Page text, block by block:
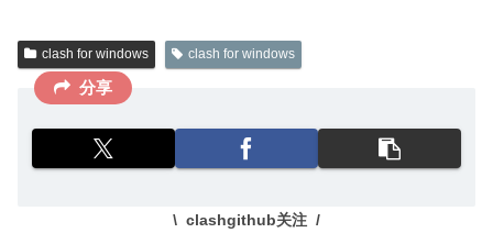
clash for windows clash for windows
分享
clashgithub关注